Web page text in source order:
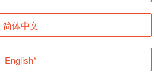
返回首頁
简体中文
English*